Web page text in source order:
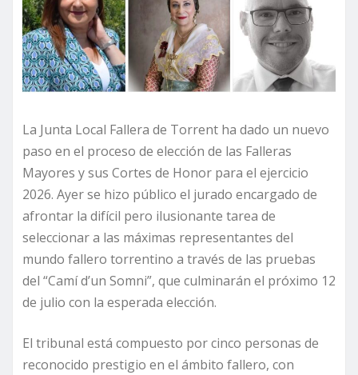
La Junta Local Fallera de Torrent ha dado un nuevo
paso en el proceso de elección de las Falleras
Mayores y sus Cortes de Honor para el ejercicio
2026. Ayer se hizo público el jurado encargado de
afrontar la difícil pero ilusionante tarea de
seleccionar a las máximas representantes del
mundo fallero torrentino a través de las pruebas
del “Camí d’un Somni”, que culminarán el próximo 12
de julio con la esperada elección.
El tribunal está compuesto por cinco personas de
reconocido prestigio en el ámbito fallero, con